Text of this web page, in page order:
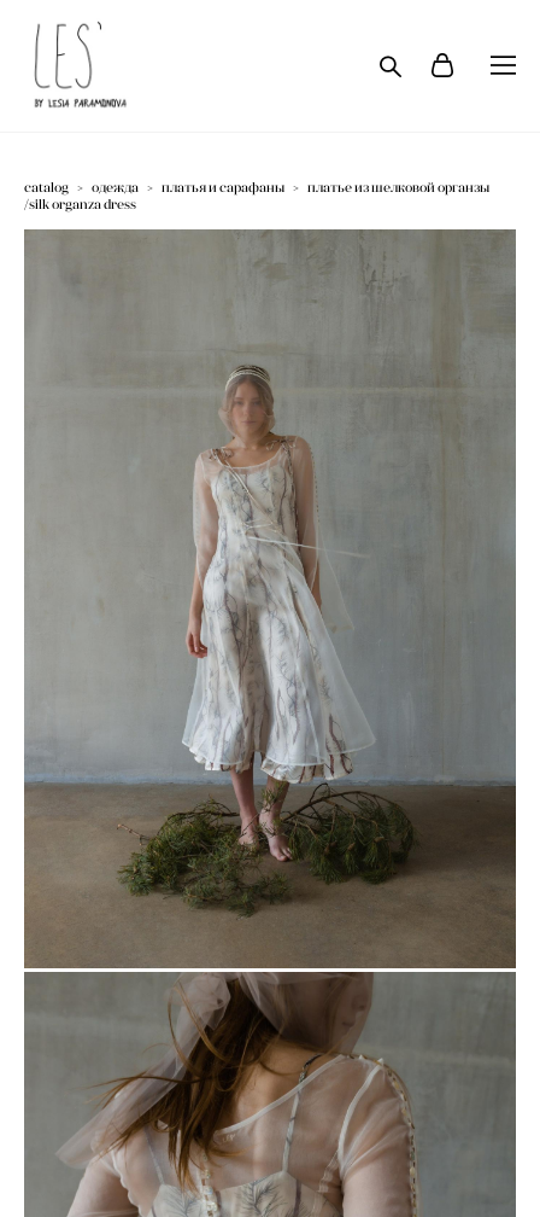
catalog > одежда > платья и сарафаны > платье из шелковой органзы
/silk organza dress